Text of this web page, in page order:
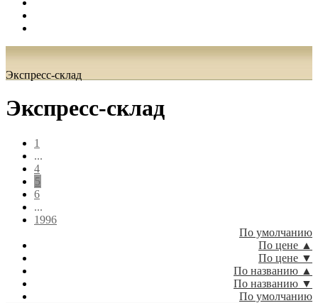
Экспресс-склад
Экспресс-склад
1
...
4
5
6
...
1996
По умолчанию
По цене ▲
По цене ▼
По названию ▲
По названию ▼
По умолчанию